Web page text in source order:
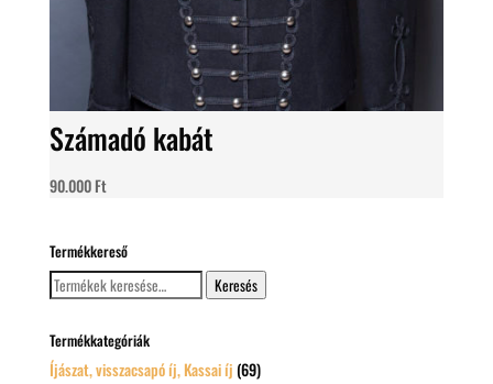
Számadó kabát
90.000Ft
Termékkereső
Keresés
a
Keresés
Termékkategóriák
Íjászat, visszacsapó íj, Kassai íj (69)